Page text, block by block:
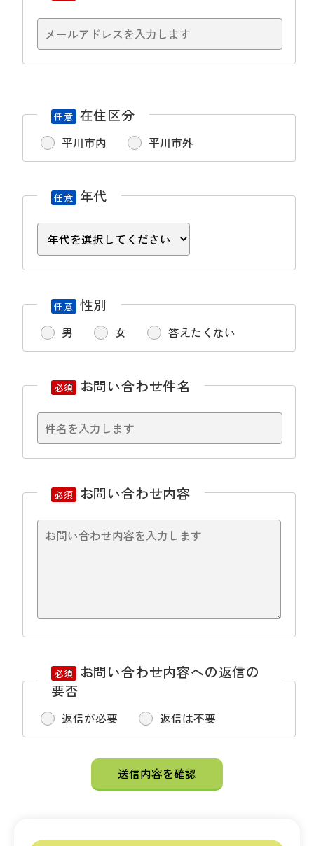
任意 在住区分
平川市内 平川市外
任意 年代
任意 性別
男 女 答えたくない
必須 お問い合わせ件名
必須 お問い合わせ内容
必須 お問い合わせ内容への返信の
要否
返信が必要 返信は不要